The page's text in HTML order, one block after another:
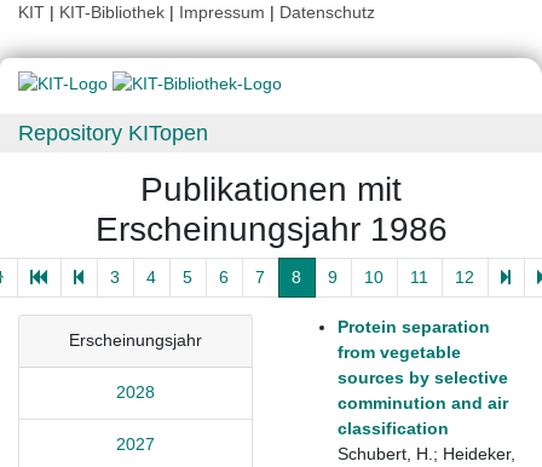
KIT | KIT-Bibliothek | Impressum | Datenschutz
Repository KITopen
Publikationen mit
Erscheinungsjahr 1986
3 4 5 6 7 8 9 10 11 12
Erscheinungsjahr
2028
2027
Protein separation
from vegetable
sources by selective
comminution and air
classification
Schubert, H.; Heideker,